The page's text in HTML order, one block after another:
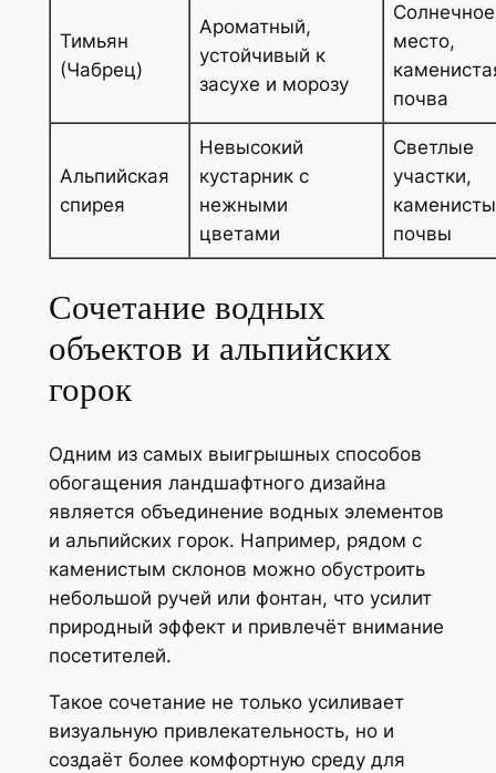
Тимьян
(Чабрец)
Ароматный,
устойчивый к
засухе и морозу
Солнечное
место,
почва
Альпийская
спирея
Невысокий
кустарник с
нежными
цветами
Светлые
участки,
почвы
Сочетание водных
объектов и альпийских
горок
Одним из самых выигрышных способов
обогащения ландшафтного дизайна
является объединение водных элементов
и альпийских горок. Например, рядом с
каменистым склонов можно обустроить
небольшой ручей или фонтан, что усилит
природный эффект и привлечёт внимание
посетителей.
Такое сочетание не только усиливает
визуальную привлекательность, но и
создаёт более комфортную среду для